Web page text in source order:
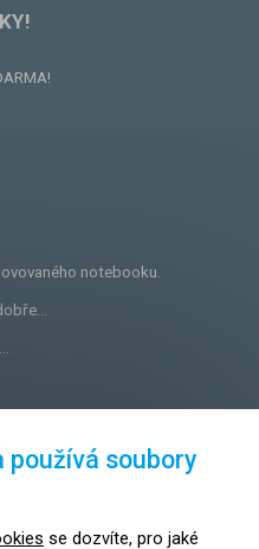
notebooku.
456
používá soubory
se dozvíte, pro jaké